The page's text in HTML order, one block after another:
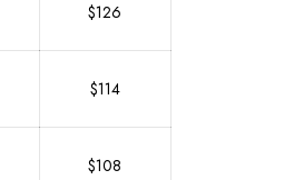
$126
$114
$108